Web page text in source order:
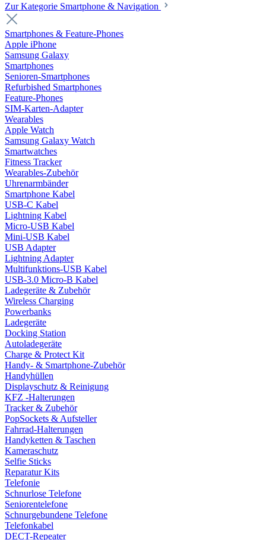
Zur Kategorie Smartphone & Navigation
Smartphones & Feature-Phones
Apple iPhone
Samsung Galaxy
Smartphones
Senioren-Smartphones
Refurbished Smartphones
Feature-Phones
SIM-Karten-Adapter
Wearables
Apple Watch
Samsung Galaxy Watch
Smartwatches
Fitness Tracker
Wearables-Zubehör
Uhrenarmbänder
Smartphone Kabel
USB-C Kabel
Lightning Kabel
Micro-USB Kabel
Mini-USB Kabel
USB Adapter
Lightning Adapter
Multifunktions-USB Kabel
USB-3.0 Micro-B Kabel
Ladegeräte & Zubehör
Wireless Charging
Powerbanks
Ladegeräte
Docking Station
Autoladegeräte
Charge & Protect Kit
Handy- & Smartphone-Zubehör
Handyhüllen
Displayschutz & Reinigung
KFZ -Halterungen
Tracker & Zubehör
PopSockets & Aufsteller
Fahrrad-Halterungen
Handyketten & Taschen
Kameraschutz
Selfie Sticks
Reparatur Kits
Telefonie
Schnurlose Telefone
Seniorentelefone
Schnurgebundene Telefone
Telefonkabel
DECT-Repeater